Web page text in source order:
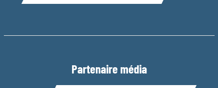
Partenaire média